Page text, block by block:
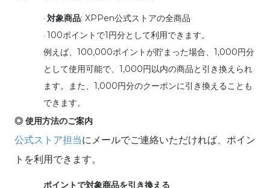
· 対象商品: XPPen公式ストアの全商品
· 100ポイントで1円分として利用できます。
例えば、 100,000ポイントが貯まった場合、1,000円分
として使用可能で、1,000円以内の商品と引き換えられ
ます。また、1,000円分のクーポンに引き換えることも
できます。
◎ 使用方法のご案内
公式ストア担当にメールでご連絡いただければ、ポイン
トを利用できます。
ポイントで対象商品を引き換える